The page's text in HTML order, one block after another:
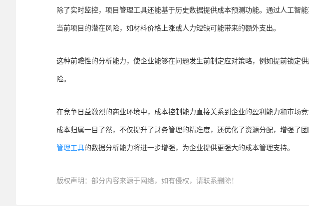
除了实时监控，项目管理工具还能基于历史数据提供成本预测功能。通过人工智
当前项目的潜在风险，如材料价格上涨或人力短缺可能带来的额外支出。
这种前瞻性的分析能力，使企业能够在问题发生前制定应对策略，例如提前锁定
险。
在竞争日益激烈的商业环境中，成本控制能力直接关系到企业的盈利能力和市场
成本归属一目了然，不仅提升了财务管理的精准度，还优化了资源分配，增强了
管理工具的数据分析能力将进一步增强，为企业提供更强大的成本管理支持。
版权声明：部分内容来源于网络，如有侵权，请联系删除！